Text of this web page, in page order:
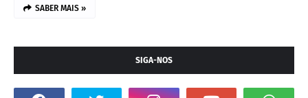
SABER MAIS »
SIGA-NOS